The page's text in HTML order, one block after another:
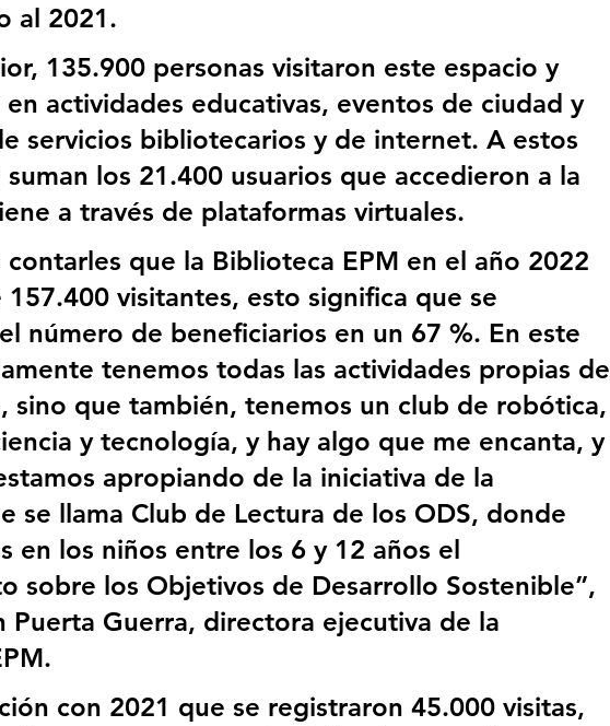
al 2021.
135.900 personas visitaron este espacio y
actividades educativas, eventos de ciudad y
servicios bibliotecarios y de internet. A estos
los 21.400 usuarios que accedieron a la
a través de plataformas virtuales.
que la Biblioteca EPM en el año 2022
visitantes, esto significa que se
número de beneficiarios en un 67 %. En este
tenemos todas las actividades propias de
sino que también, tenemos un club de robótica,
y tecnología, y hay algo que me encanta, y
apropiando de la iniciativa de la
se llama Club de Lectura de los ODS, donde
en los niños entre los 6 y 12 años el
sobre los Objetivos de Desarrollo Sostenible”,
Puerta Guerra, directora ejecutiva de la
con 2021 que se registraron 45.000 visitas,